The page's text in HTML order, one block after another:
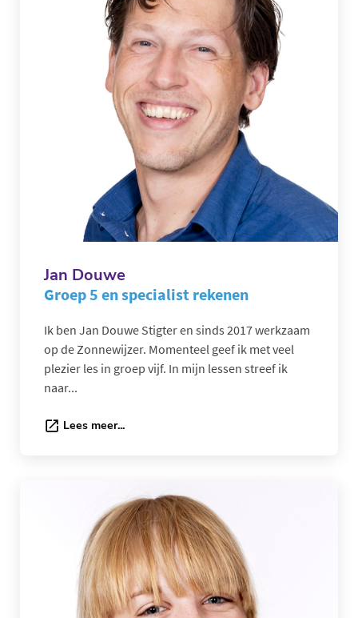
Jan Douwe
Groep 5 en specialist rekenen
Ik ben Jan Douwe Stigter en sinds 2017 werkzaam
op de Zonnewijzer. Momenteel geef ik met veel
plezier les in groep vijf. In mijn lessen streef ik
naar...
Lees meer...